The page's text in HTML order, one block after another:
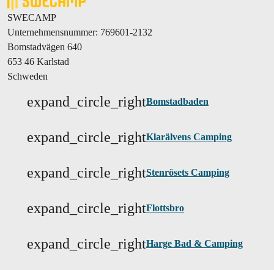
SWECAMP
Unternehmensnummer: 769601-2132
Bomstadvägen 640
653 46 Karlstad
Schweden
expand_circle_rightBomstadbaden
expand_circle_rightKlarälvens Camping
expand_circle_rightStenrösets Camping
expand_circle_rightFlottsbro
expand_circle_rightHarge Bad & Camping